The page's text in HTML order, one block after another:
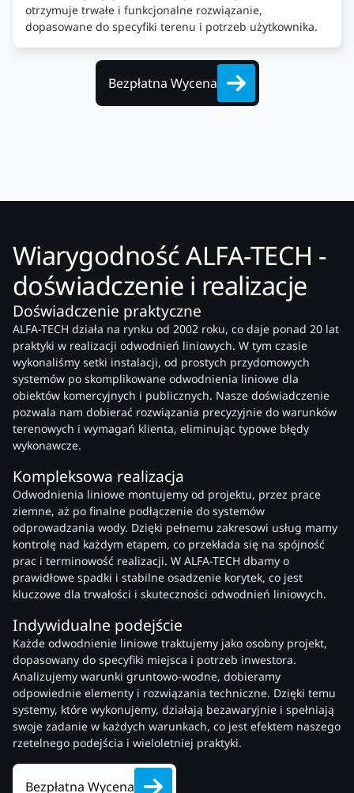
otrzymuje trwałe i funkcjonalne rozwiązanie,
dopasowane do specyfiki terenu i potrzeb użytkownika.
Bezpłatna Wycena
Wiarygodność ALFA-TECH -
doświadczenie i realizacje
Doświadczenie praktyczne
ALFA-TECH działa na rynku od 2002 roku, co daje ponad 20 lat
praktyki w realizacji odwodnień liniowych. W tym czasie
wykonaliśmy setki instalacji, od prostych przydomowych
systemów po skomplikowane odwodnienia liniowe dla
obiektów komercyjnych i publicznych. Nasze doświadczenie
pozwala nam dobierać rozwiązania precyzyjnie do warunków
terenowych i wymagań klienta, eliminując typowe błędy
wykonawcze.
Kompleksowa realizacja
Odwodnienia liniowe montujemy od projektu, przez prace
ziemne, aż po finalne podłączenie do systemów
odprowadzania wody. Dzięki pełnemu zakresowi usług mamy
kontrolę nad każdym etapem, co przekłada się na spójność
prac i terminowość realizacji. W ALFA-TECH dbamy o
prawidłowe spadki i stabilne osadzenie korytek, co jest
kluczowe dla trwałości i skuteczności odwodnień liniowych.
Indywidualne podejście
Każde odwodnienie liniowe traktujemy jako osobny projekt,
dopasowany do specyfiki miejsca i potrzeb inwestora.
Analizujemy warunki gruntowo-wodne, dobieramy
odpowiednie elementy i rozwiązania techniczne. Dzięki temu
systemy, które wykonujemy, działają bezawaryjnie i spełniają
swoje zadanie w każdych warunkach, co jest efektem naszego
rzetelnego podejścia i wieloletniej praktyki.
Bezpłatna Wycena